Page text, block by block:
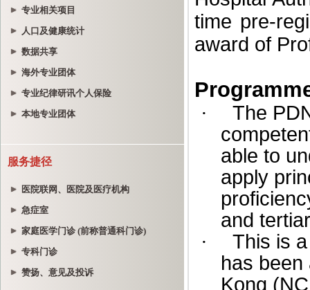
专业相关项目
人口及健康统计
数据共享
海外专业团体
专业纪律研讯个人保险
本地专业团体
服务捷径
医院联网、医院及医疗机构
急症室
家庭医学门诊 (前称普通科门诊)
专科门诊
赞扬、意见及投诉